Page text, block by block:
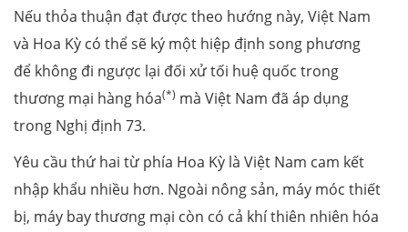
Nếu thỏa thuận đạt được theo hướng này, Việt Nam
và Hoa Kỳ có thể sẽ ký một hiệp định song phương
để không đi ngược lại đối xử tối huệ quốc trong
thương mại hàng hóa(*) mà Việt Nam đã áp dụng
trong Nghị định 73.
Yêu cầu thứ hai từ phía Hoa Kỳ là Việt Nam cam kết
nhập khẩu nhiều hơn. Ngoài nông sản, máy móc thiết
bị, máy bay thương mại còn có cả khí thiên nhiên hóa